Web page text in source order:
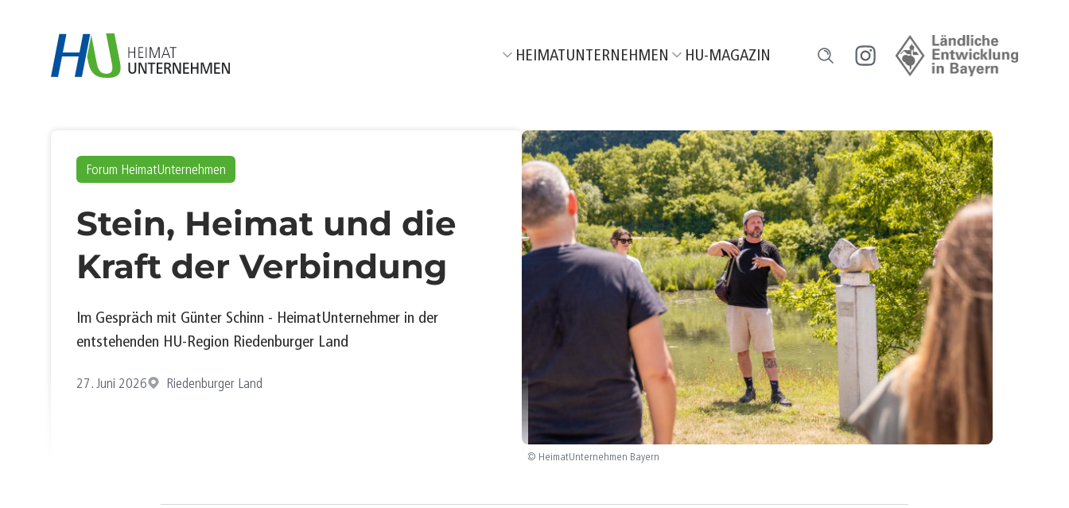
HEIMATUNTERNEHMEN
Unsere HeimatEntwickler
HU-MAGAZIN
05/26 Forum HeimatUnternehmen
04/26 Tourismus erleben
03/26 Regional versorgt
02/26 Teilhaber werden
01/26 Jugend gestaltet
06/25 Kreative Gastro
Bürger befähigen
04/25 Kultur belebt
03/25 Kapital mit Seele
Forum HeimatUnternehmen
Stein, Heimat und die
Kraft der Verbindung
Im Gespräch mit Günter Schinn - HeimatUnternehmer in der
entstehenden HU-Region Riedenburger Land
27. Juni 2026 Riedenburger Land
© HeimatUnternehmen Bayern